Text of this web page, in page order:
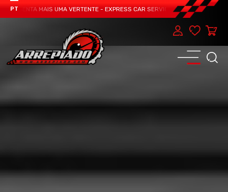
PT MAIS UMA VERTENTE - EXPRESS CAR SERVICE, MANUTENÇÃO DO TEU